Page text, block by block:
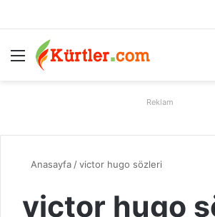
Menü
Reklam
Anasayfa /victor hugo sözleri
victor hugo